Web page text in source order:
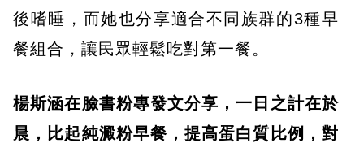
後嗜睡，而她也分享適合不同族群的3種早
餐組合，讓民眾輕鬆吃對第一餐。
楊斯涵在臉書粉專發文分享，一日之計在於
晨，比起純澱粉早餐，提高蛋白質比例，對